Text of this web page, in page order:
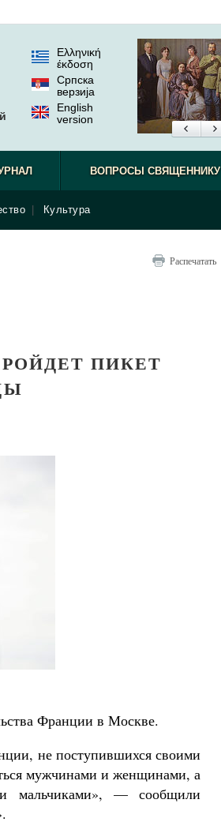
Ελληνική
έκδοση
Српска
верзиjа
English
version
ВОПРОСЫ СВЯЩЕННИКУ
Культура
Распечатать
ПИКЕТ
Франции в Москве.
не поступившихся своими
мужчинами и женщинами, а
мальчиками», — сообщили
.